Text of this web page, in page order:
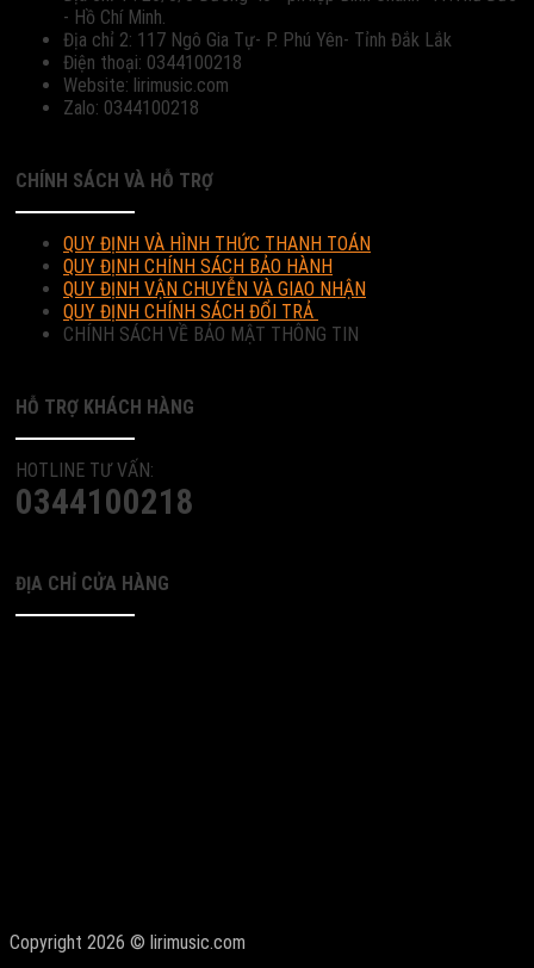
- Hồ Chí Minh.
Địa chỉ 2: 117 Ngô Gia Tự- P. Phú Yên- Tỉnh Đắk Lắk
Điện thoại: 0344100218
Website: lirimusic.com
Zalo: 0344100218
CHÍNH SÁCH VÀ HỖ TRỢ
QUY ĐỊNH VÀ HÌNH THỨC THANH TOÁN
QUY ĐỊNH CHÍNH SÁCH BẢO HÀNH
QUY ĐỊNH VẬN CHUYỄN VÀ GIAO NHẬN
QUY ĐỊNH CHÍNH SÁCH ĐỔI TRẢ
CHÍNH SÁCH VỀ BẢO MẬT THÔNG TIN
HỖ TRỢ KHÁCH HÀNG
HOTLINE TƯ VẤN:
0344100218
ĐỊA CHỈ CỬA HÀNG
Copyright 2026 © lirimusic.com